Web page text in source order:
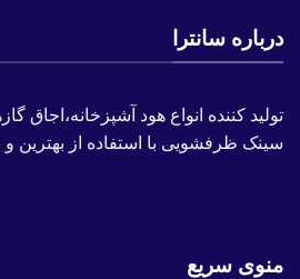
درباره سانترا
تولید کننده انواع هود آشپزخانه،اجاق
سینک ظرفشویی با استفاده از بهترین و
منوی سریع